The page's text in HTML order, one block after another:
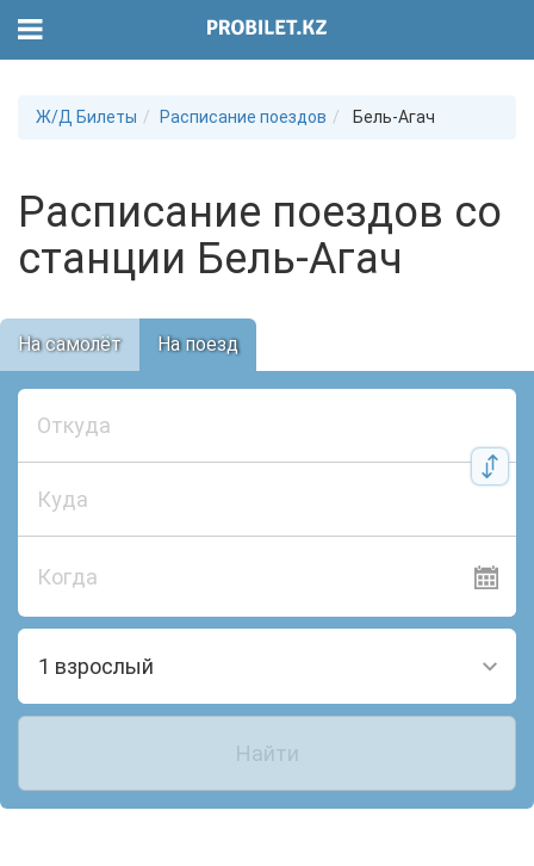
Ж/Д Билеты Расписание поездов Бель-Агач
Расписание поездов со
станции Бель-Агач
На самолёт На поезд
Когда
1 взрослый
Найти